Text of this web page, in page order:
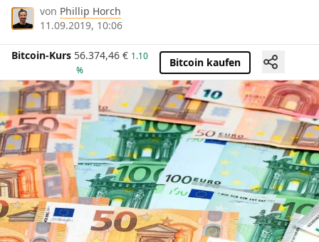
von Phillip Horch
11.09.2019, 10:06
Bitcoin-Kurs 56.374,46 € 1.10
%
Bitcoin kaufen